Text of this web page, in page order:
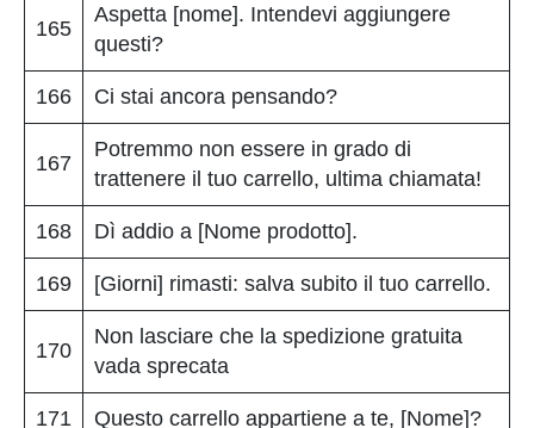
165
Aspetta [nome]. Intendevi aggiungere
questi?
166 Ci stai ancora pensando?
167
Potremmo non essere in grado di
trattenere il tuo carrello, ultima chiamata!
168 Dì addio a [Nome prodotto].
169 [Giorni] rimasti: salva subito il tuo carrello.
170
Non lasciare che la spedizione gratuita
vada sprecata
171 Questo carrello appartiene a te, [Nome]?